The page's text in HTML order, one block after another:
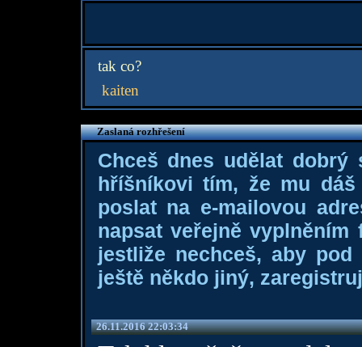
tak co?
kaiten
Zaslaná rozhřešení
Chceš dnes udělat dobrý
hříšníkovi tím, že mu
poslat na e-mailovou
napsat veřejně
jestliže nechceš, aby
ještě někdo jiný,
26.11.2016 22:03:34